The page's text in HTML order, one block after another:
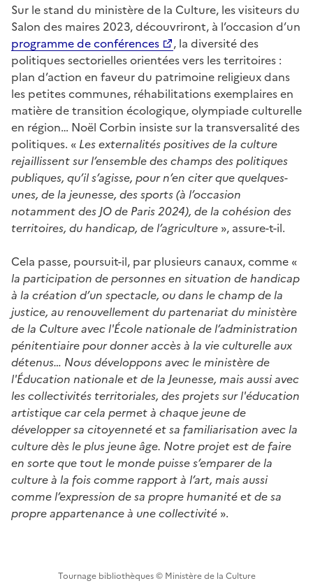
Sur le stand du ministère de la Culture, les visiteurs du
Salon des maires 2023, découvriront, à l’occasion d’un
programme de conférences
, la diversité des
politiques sectorielles orientées vers les territoires :
plan d’action en faveur du patrimoine religieux dans
les petites communes, réhabilitations exemplaires en
matière de transition écologique, olympiade culturelle
en région… Noël Corbin insiste sur la transversalité des
politiques. « Les externalités positives de la culture
rejaillissent sur l’ensemble des champs des politiques
publiques, qu’il s’agisse, pour n’en citer que quelques-
unes, de la jeunesse, des sports (à l’occasion
notamment des JO de Paris 2024), de la cohésion des
territoires, du handicap, de l’agriculture », assure-t-il.
Cela passe, poursuit-il, par plusieurs canaux, comme «
la participation de personnes en situation de handicap
à la création d’un spectacle, ou dans le champ de la
justice, au renouvellement du partenariat du ministère
de la Culture avec l'École nationale de l’administration
pénitentiaire pour donner accès à la vie culturelle aux
détenus… Nous développons avec le ministère de
l'Éducation nationale et de la Jeunesse, mais aussi avec
les collectivités territoriales, des projets sur l'éducation
artistique car cela permet à chaque jeune de
développer sa citoyenneté et sa familiarisation avec la
culture dès le plus jeune âge. Notre projet est de faire
en sorte que tout le monde puisse s’emparer de la
culture à la fois comme rapport à l’art, mais aussi
comme l’expression de sa propre humanité et de sa
propre appartenance à une collectivité ».
Tournage bibliothèques © Ministère de la Culture